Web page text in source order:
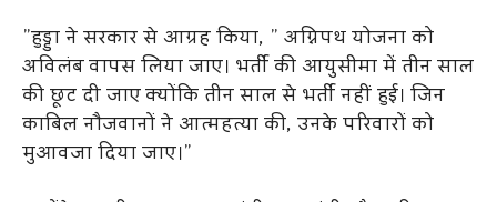
”हुड्डा ने सरकार से आग्रह किया, ” अग्निपथ योजना को
अविलंब वापस लिया जाए। भर्ती की आयुसीमा में तीन साल
की छूट दी जाए क्योंकि तीन साल से भर्ती नहीं हुई। जिन
काबिल नौजवानों ने आत्महत्या की, उनके परिवारों को
मुआवजा दिया जाए।”